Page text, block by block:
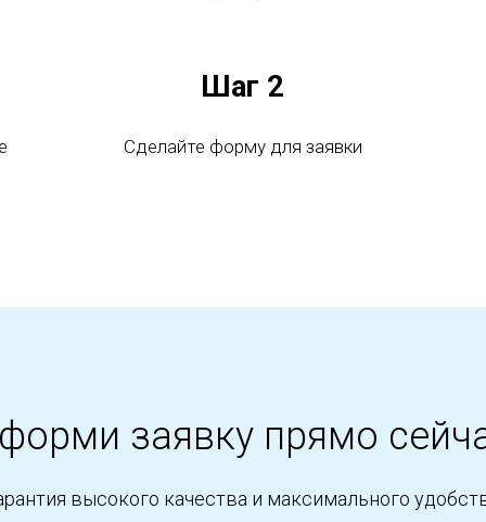
Шаг 2
Сделайте форму для заявки
заявку прямо
высокого качества и максимального